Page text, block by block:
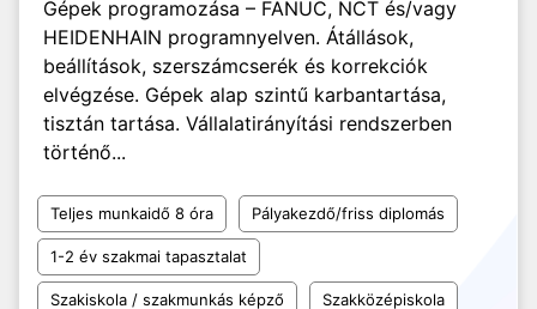
Gépek programozása – FANUC, NCT és/vagy
HEIDENHAIN programnyelven. Átállások,
beállítások, szerszámcserék és korrekciók
elvégzése. Gépek alap szintű karbantartása,
tisztán tartása. Vállalatirányítási rendszerben
történő...
Teljes munkaidő 8 óra Pályakezdő/friss diplomás
1-2 év szakmai tapasztalat
Szakiskola / szakmunkás képző Szakközépiskola